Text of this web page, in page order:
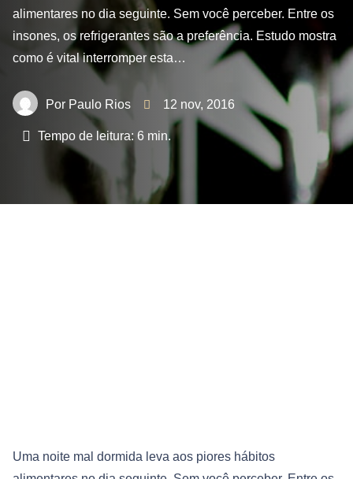
alimentares no dia seguinte. Sem você perceber. Entre os
insones, os refrigerantes são a preferência. Estudo mostra
como é vital interromper esta…
Paulo Rios 12 nov, 2016
Tempo de leitura: 6 min.
Uma noite mal dormida leva aos piores hábitos